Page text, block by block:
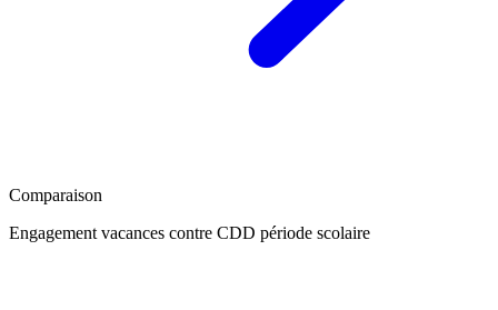
Comparaison
Engagement vacances contre CDD période scolaire